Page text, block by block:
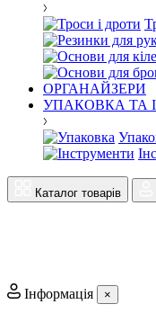
ОРГАНАЙЗЕРИ
УПАКОВКА ТА
Каталог товарів
Інформація ×